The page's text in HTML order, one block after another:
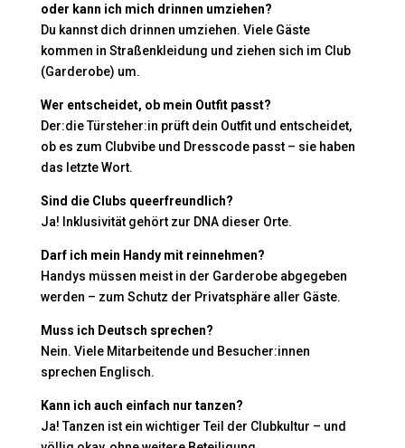
oder kann ich mich drinnen umziehen?
Du kannst dich drinnen umziehen. Viele Gäste
kommen in Straßenkleidung und ziehen sich im Club
(Garderobe) um.
Wer entscheidet, ob mein Outfit passt?
Der:die Türsteher:in prüft dein Outfit und entscheidet,
ob es zum Clubvibe und Dresscode passt – sie haben
das letzte Wort.
Sind die Clubs queerfreundlich?
Ja! Inklusivität gehört zur DNA dieser Orte.
Darf ich mein Handy mit reinnehmen?
Handys müssen meist in der Garderobe abgegeben
werden – zum Schutz der Privatsphäre aller Gäste.
Muss ich Deutsch sprechen?
Nein. Viele Mitarbeitende und Besucher:innen
sprechen Englisch.
Kann ich auch einfach nur tanzen?
Ja! Tanzen ist ein wichtiger Teil der Clubkultur – und